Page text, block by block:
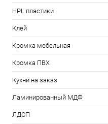
HPL пластики
Клей
Кромка мебельная
Кромка ПВХ
Кухни на заказ
Ламинированный МДФ
ЛДСП